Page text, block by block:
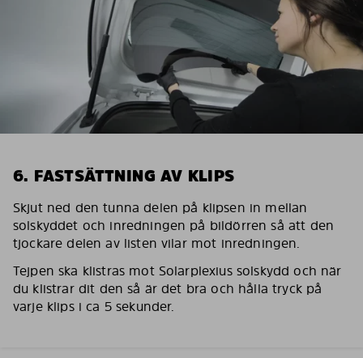
6. FASTSÄTTNING AV KLIPS
Skjut ned den tunna delen på klipsen in mellan
solskyddet och inredningen på bildörren så att den
tjockare delen av listen vilar mot inredningen.
Tejpen ska klistras mot Solarplexius solskydd och när
du klistrar dit den så är det bra och hålla tryck på
varje klips i ca 5 sekunder.